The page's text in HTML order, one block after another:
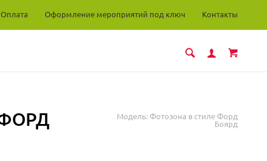
Оплата Оформление мероприятий под ключ Контакты
Модель: Фотозона в стиле Форд
Боярд